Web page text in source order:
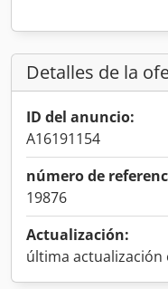
Detalles de la
ID del anuncio:
A16191154
número de
19876
Actualización:
última actualización